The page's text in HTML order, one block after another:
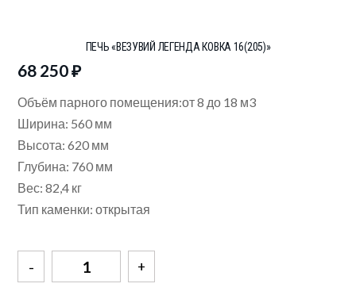
ПЕЧЬ «ВЕЗУВИЙ ЛЕГЕНДА КОВКА 16(205)»
68 250₽
Объём парного помещения:от 8 до 18 м3
Ширина: 560 мм
Высота: 620 мм
Глубина: 760 мм
Вес: 82,4 кг
Тип каменки: открытая
Количество
товара